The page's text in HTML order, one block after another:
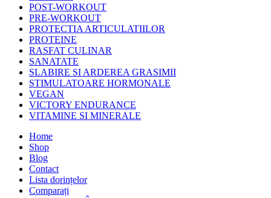
POST-WORKOUT
PRE-WORKOUT
PROTECTIA ARTICULATIILOR
PROTEINE
RASFAT CULINAR
SANATATE
SLABIRE SI ARDEREA GRASIMII
STIMULATOARE HORMONALE
VEGAN
VICTORY ENDURANCE
VITAMINE SI MINERALE
Home
Shop
Blog
Contact
Lista dorințelor
Comparați